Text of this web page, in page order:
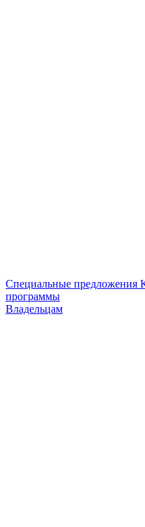
Специальные предложения
программы
Владельцам